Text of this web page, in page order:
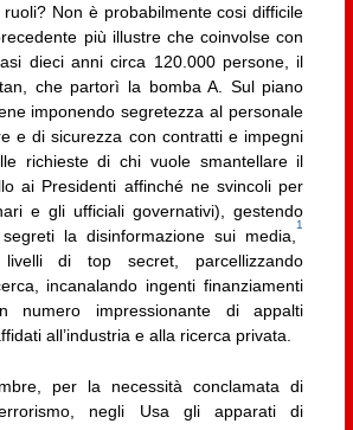
Non è probabilmente cosi difficile
più illustre che coinvolse con
dieci anni circa 120.000 persone, il
che partorì la bomba A. Sul piano
imponendo segretezza al personale
e di sicurezza con contratti e impegni
richieste di chi vuole smantellare il
ai Presidenti affinché ne svincoli per
e gli ufficiali governativi), gestendo
la disinformazione sui media,
1
di top secret, parcellizzando
incanalando ingenti finanziamenti
numero impressionante di appalti
all’industria e alla ricerca privata.
per la necessità conclamata di
negli Usa gli apparati di